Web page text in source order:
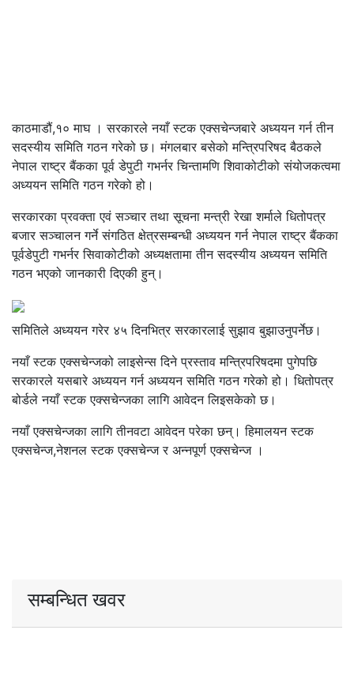
काठमाडौं,१० माघ । सरकारले नयाँ स्टक एक्सचेन्जबारे अध्ययन गर्न तीन
सदस्यीय समिति गठन गरेको छ। मंगलबार बसेको मन्त्रिपरिषद बैठकले
नेपाल राष्ट्र बैंकका पूर्व डेपुटी गभर्नर चिन्तामणि शिवाकोटीको संयोजकत्वमा
अध्ययन समिति गठन गरेको हो।
सरकारका प्रवक्ता एवं सञ्चार तथा सूचना मन्त्री रेखा शर्माले धितोपत्र
बजार सञ्चालन गर्ने संगठित क्षेत्रसम्बन्धी अध्ययन गर्न नेपाल राष्ट्र बैंकका
पूर्वडेपुटी गभर्नर सिवाकोटीको अध्यक्षतामा तीन सदस्यीय अध्ययन समिति
गठन भएको जानकारी दिएकी हुन्।
समितिले अध्ययन गरेर ४५ दिनभित्र सरकारलाई सुझाव बुझाउनुपर्नेछ।
नयाँ स्टक एक्सचेन्जको लाइसेन्स दिने प्रस्ताव मन्त्रिपरिषदमा पुगेपछि
सरकारले यसबारे अध्ययन गर्न अध्ययन समिति गठन गरेको हो। धितोपत्र
बोर्डले नयाँ स्टक एक्सचेन्जका लागि आवेदन लिइसकेको छ।
नयाँ एक्सचेन्जका लागि तीनवटा आवेदन परेका छन्। हिमालयन स्टक
एक्सचेन्ज,नेशनल स्टक एक्सचेन्ज र अन्नपूर्ण एक्सचेन्ज ।
सम्बन्धित खवर